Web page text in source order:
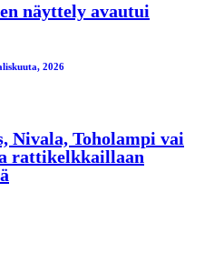
näyttely avautui
2026
Nivala, Toholampi vai
rattikelkkaillaan